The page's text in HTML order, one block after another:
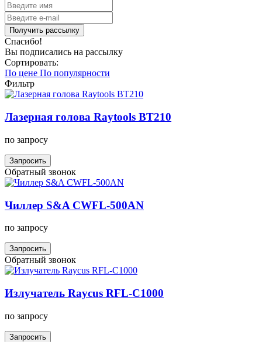
Спасибо!
Вы подписались на рассылку
Сортировать:
По цене По популярности
Фильтр
Лазерная голова Raytools BT210
по запросу
Запросить
Обратный звонок
Чиллер S&A CWFL-500AN
по запросу
Запросить
Обратный звонок
Излучатель Raycus RFL-C1000
по запросу
Запросить